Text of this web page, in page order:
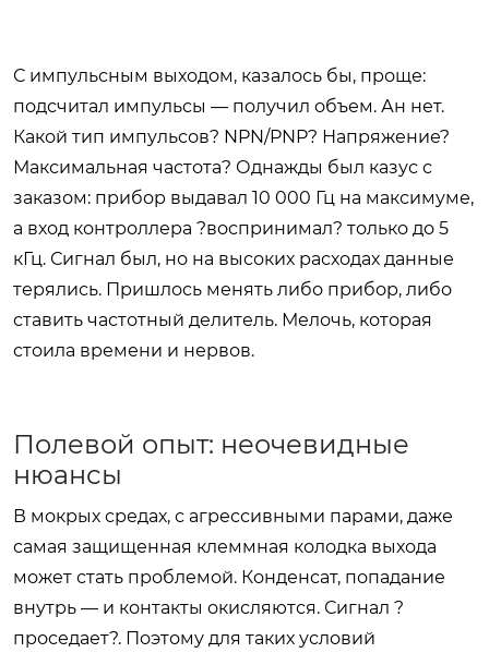
С импульсным выходом, казалось бы, проще:
подсчитал импульсы — получил объем. Ан нет.
Какой тип импульсов? NPN/PNP? Напряжение?
Максимальная частота? Однажды был казус с
заказом: прибор выдавал 10 000 Гц на максимуме,
а вход контроллера ?воспринимал? только до 5
кГц. Сигнал был, но на высоких расходах данные
терялись. Пришлось менять либо прибор, либо
ставить частотный делитель. Мелочь, которая
стоила времени и нервов.
Полевой опыт: неочевидные
нюансы
В мокрых средах, с агрессивными парами, даже
самая защищенная клеммная колодка выхода
может стать проблемой. Конденсат, попадание
внутрь — и контакты окисляются. Сигнал ?
проседает?. Поэтому для таких условий